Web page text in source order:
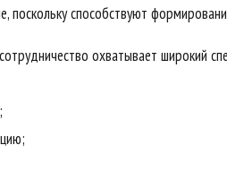
поскольку способствуют
охватывает широкий